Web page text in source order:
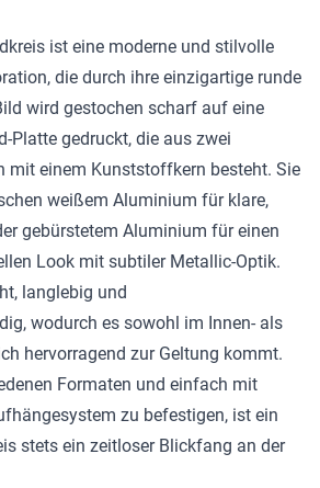
ist eine moderne und stilvolle
die durch ihre einzigartige runde
wird gestochen scharf auf eine
Platte gedruckt, die aus zwei
mit einem Kunststoffkern besteht. Sie
weißem Aluminium für klare,
gebürstetem Aluminium für einen
Look mit subtiler Metallic-Optik.
langlebig und
wodurch es sowohl im Innen- als
hervorragend zur Geltung kommt.
Formaten und einfach mit
zu befestigen, ist ein
stets ein zeitloser Blickfang an der